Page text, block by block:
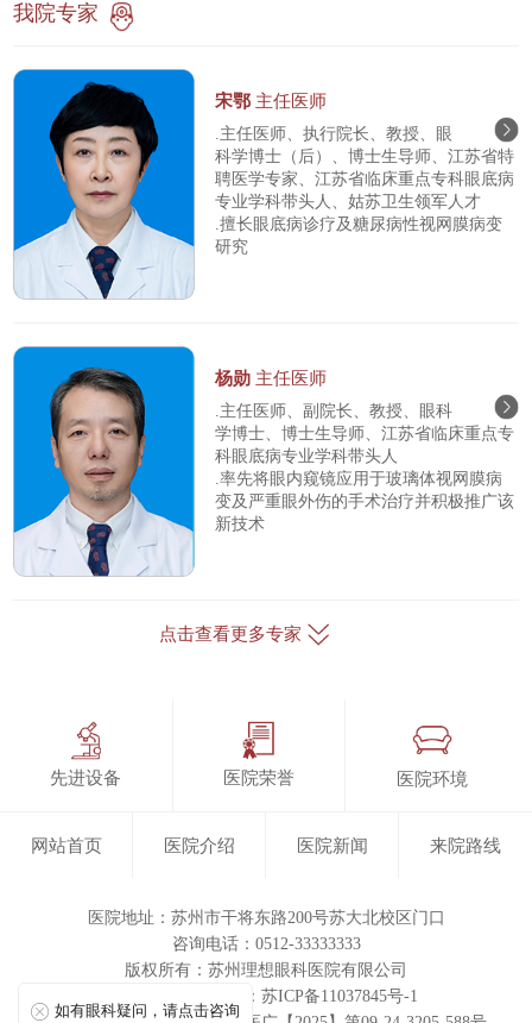
我院专家
宋鄂 主任医师
.主任医师、执行院长、教授、眼
科学博士（后）、博士生导师、江苏省特
聘医学专家、江苏省临床重点专科眼底病
专业学科带头人、姑苏卫生领军人才
.擅长眼底病诊疗及糖尿病性视网膜病变
研究
杨勋 主任医师
.主任医师、副院长、教授、眼科
学博士、博士生导师、江苏省临床重点专
科眼底病专业学科带头人
.率先将眼内窥镜应用于玻璃体视网膜病
变及严重眼外伤的手术治疗并积极推广该
新技术
点击查看更多专家
先进设备 医院荣誉 医院环境
网站首页 医院介绍 医院新闻 来院路线
医院地址：苏州市干将东路200号苏大北校区门口
咨询电话：0512-33333333
版权所有： 苏州理想眼科医院有限公司
ICP备案/许可证号：苏ICP备11037845号-1
如有眼科疑问，请点击咨询